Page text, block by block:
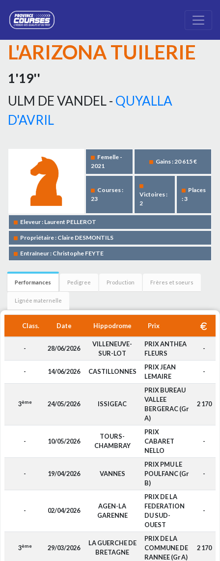
L'ARIZONA TUILERIE
1'19''
ULM DE VANDEL - QUYALLA
D'AVRIL
Femelle -
2021
Gains : 20 615 €
Courses :
23
Victoires :
2
Places
: 3
Eleveur : Laurent PELLEROT
Propriétaire : Claire DESMONTILS
Entraîneur : Christophe FEYTE
Performances Pedigree Production Frères et soeurs
Lignée maternelle
Class. Date Hippodrome Prix
- 28/06/2026
VILLENEUVE-
SUR-LOT
PRIX ANTHEA
FLEURS
-
- 14/06/2026 CASTILLONNES
PRIX JEAN
LEMAIRE
-
3ème 24/05/2026 ISSIGEAC
PRIX BUREAU
VALLEE
BERGERAC (Gr
A)
2 170
- 10/05/2026
TOURS-
CHAMBRAY
PRIX
CABARET
NELLO
-
- 19/04/2026 VANNES
PRIX PMU LE
POULFANC (Gr
B)
-
- 02/04/2026
AGEN-LA
GARENNE
PRIX DE LA
FEDERATION
DU SUD-
OUEST
-
3ème 29/03/2026
LA GUERCHE DE
BRETAGNE
PRIX DE LA
COMMUNE DE
RANNEE (Gr A)
2 170